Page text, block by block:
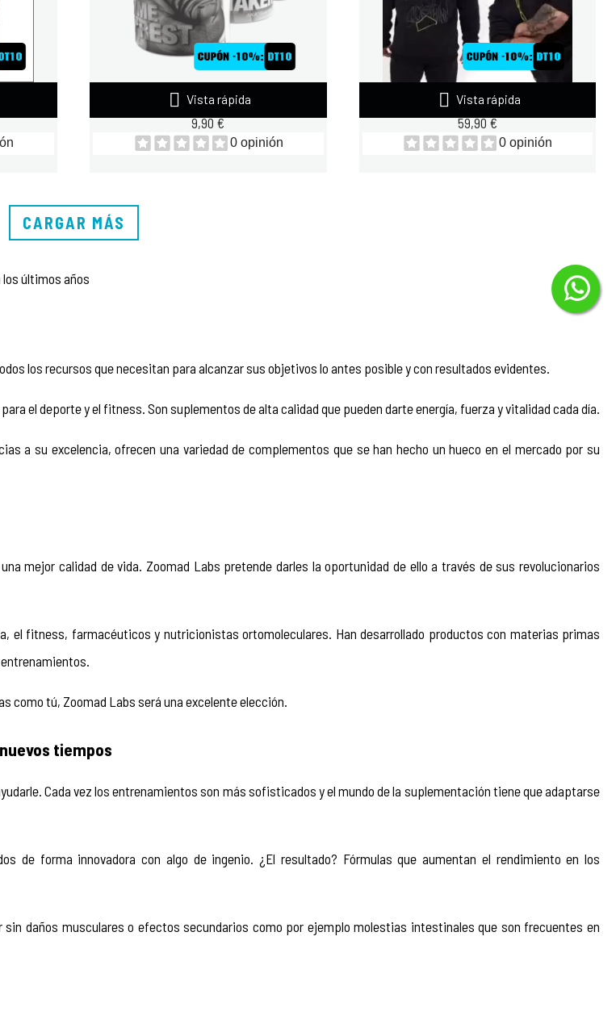
 Vista rápida
ZOOMAD TAZA CARETAKER
9,90 €
0 opinión
 Vista rápida
ZOOMAD SUDADERA LABS BLACK
59,90 €
0 opinión
CARGAR MÁS
últimos años
los recursos que necesitan para alcanzar sus objetivos lo antes posible y con resultados evidentes.
el deporte y el fitness. Son suplementos de alta calidad que pueden darte energía, fuerza y vitalidad cada día.
a su excelencia, ofrecen una variedad de complementos que se han hecho un hueco en el mercado por su
mejor calidad de vida. Zoomad Labs pretende darles la oportunidad de ello a través de sus revolucionarios
el fitness, farmacéuticos y nutricionistas ortomoleculares. Han desarrollado productos con materias primas
como tú, Zoomad Labs será una excelente elección.
tiempos
Cada vez los entrenamientos son más sofisticados y el mundo de la suplementación tiene que adaptarse
de forma innovadora con algo de ingenio. ¿El resultado? Fórmulas que aumentan el rendimiento en los
daños musculares o efectos secundarios como por ejemplo molestias intestinales que son frecuentes en